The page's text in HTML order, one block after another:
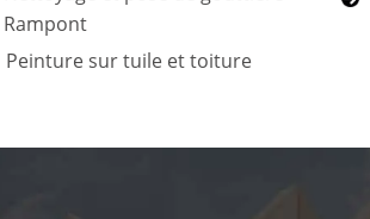
Rampont
Peinture sur tuile et toiture